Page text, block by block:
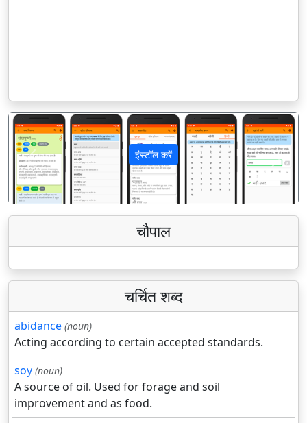
इंस्टॉल करें
पिछला अगला
चौपाल
चर्चित शब्द
abidance (noun)
Acting according to certain accepted standards.
soy (noun)
A source of oil. Used for forage and soil
improvement and as food.